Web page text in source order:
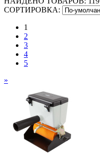
СОРТИРОВКА:
1
2
3
4
5
»